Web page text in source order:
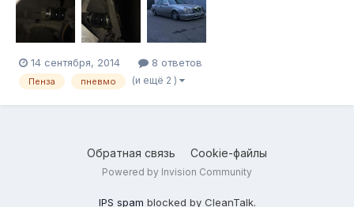
Качал 7 атмосфер. На 124 ставят рубену, и все нормально,
подвеска вроде бы почти од...
14 сентября, 2014 8 ответов
Пенза пневмо (и ещё 2 )
Обратная связь Cookie-файлы
Powered by Invision Community
IPS spam blocked by CleanTalk.